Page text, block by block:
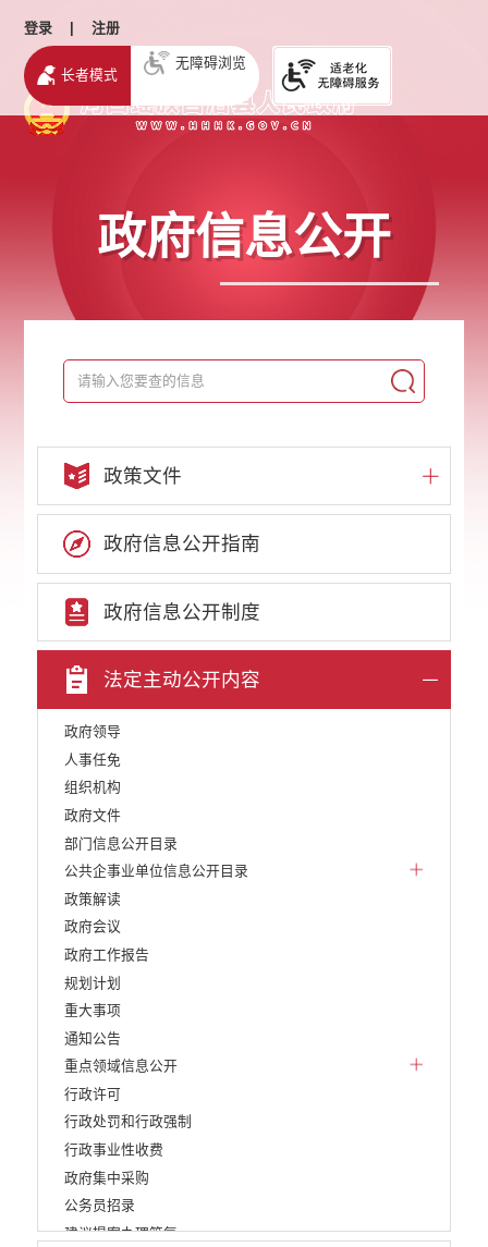
登录 | 注册
长者模式
无障碍浏览
政府信息公开
政策文件
政府信息公开指南
政府信息公开制度
法定主动公开内容
政府领导
人事任免
组织机构
政府文件
部门信息公开目录
公共企事业单位信息公开目录
政策解读
政府会议
政府工作报告
规划计划
重大事项
通知公告
重点领域信息公开
行政许可
行政处罚和行政强制
行政事业性收费
政府集中采购
公务员招录
建议提案办理答复